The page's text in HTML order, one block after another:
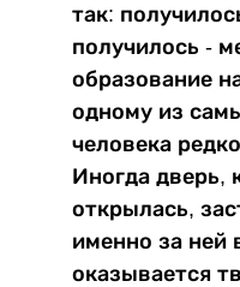
так:
получилось -
образование
одному из
человека
Иногда дверь,
открылась,
именно за ней
оказывается